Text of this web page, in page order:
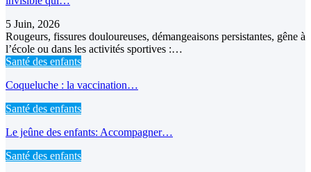
5 Juin, 2026
Rougeurs, fissures douloureuses, démangeaisons persistantes, gêne à
l’école ou dans les activités sportives :…
Santé des enfants
Coqueluche : la vaccination…
Santé des enfants
Le jeûne des enfants: Accompagner…
Santé des enfants